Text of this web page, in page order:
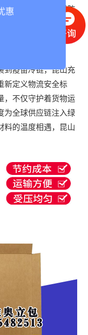
开发的快速充气式防
完成10米防洪单元
上的新型装备，在
点设施。
到疫苗冷链，昆山充
新定义物流安全标
，不仅守护着货物运
为全球供应链注入绿
料的温度相遇，昆山
惠